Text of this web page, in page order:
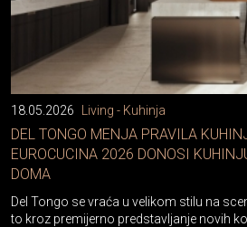
18.05.2026 Living - Kuhinja
DEL TONGO MENJA PRAVILA
EUROCUCINA 2026 DONOSI
DOMA
Del Tongo se vraća u velikom stilu na
to kroz premijerno predstavljanje novih